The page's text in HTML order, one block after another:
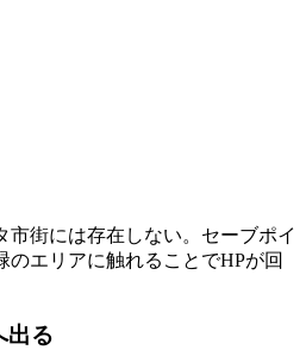
市街には存在しない。セーブポイ
のエリアに触れることでHPが回
出る